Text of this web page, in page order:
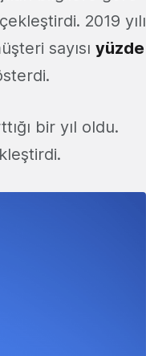
2019 yılı
sayısı yüzde
bir yıl oldu.